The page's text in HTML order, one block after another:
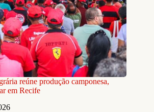
reúne produção camponesa,
em Recife